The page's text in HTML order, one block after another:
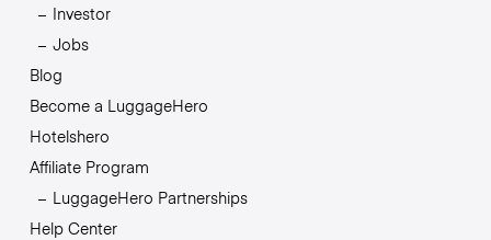
Investor
Jobs
Blog
Become a LuggageHero
Hotelshero
Affiliate Program
LuggageHero Partnerships
Help Center